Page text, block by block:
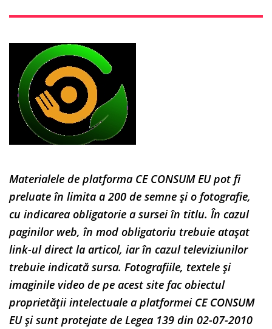
Materialele de platforma CE CONSUM EU pot fi
preluate în limita a 200 de semne și o fotografie,
cu indicarea obligatorie a sursei în titlu. În cazul
paginilor web, în mod obligatoriu trebuie atașat
link-ul direct la articol, iar în cazul televiziunilor
trebuie indicată sursa. Fotografiile, textele și
imaginile video de pe acest site fac obiectul
proprietății intelectuale a platformei CE CONSUM
EU și sunt protejate de Legea 139 din 02-07-2010